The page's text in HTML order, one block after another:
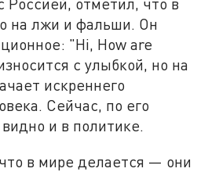
Россией, отметил, что в
на лжи и фальши. Он
"Hi, How are
с улыбкой, но на
искреннего
Сейчас, по его
и в политике.
в мире делается — они